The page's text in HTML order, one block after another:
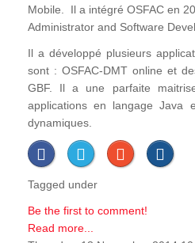
Mobile. Il a intégré OSFAC en
Administrator and Software
Il a développé plusieurs
sont : OSFAC-DMT online et
GBF. Il a une parfaite
applications en langage Java
dynamiques.
Tagged under
Be the first to comment!
Read more...